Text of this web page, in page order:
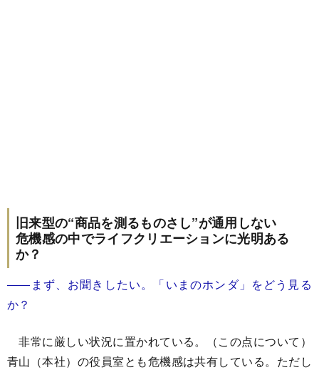
旧来型の“商品を測るものさし”が通用しない
危機感の中でライフクリエーションに光明ある
か？
――まず、お聞きしたい。「いまのホンダ」をどう見る
か？
非常に厳しい状況に置かれている。（この点について）
青山（本社）の役員室とも危機感は共有している。ただし